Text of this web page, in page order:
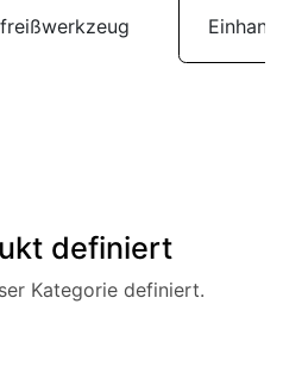
definiert
Kategorie definiert.